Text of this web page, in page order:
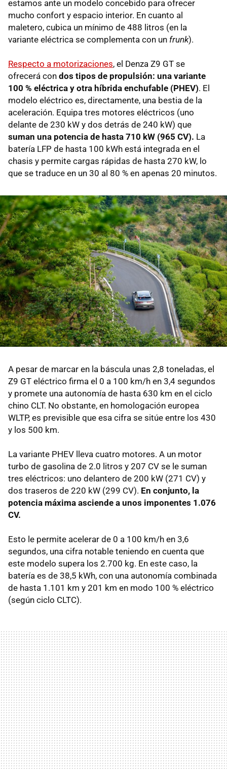
estamos ante un modelo concebido para ofrecer
mucho confort y espacio interior. En cuanto al
maletero, cubica un mínimo de 488 litros (en la
variante eléctrica se complementa con un frunk).
Respecto a motorizaciones, el Denza Z9 GT se
ofrecerá con dos tipos de propulsión: una variante
100 % eléctrica y otra híbrida enchufable (PHEV). El
modelo eléctrico es, directamente, una bestia de la
aceleración. Equipa tres motores eléctricos (uno
delante de 230 kW y dos detrás de 240 kW) que
suman una potencia de hasta 710 kW (965 CV). La
batería LFP de hasta 100 kWh está integrada en el
chasis y permite cargas rápidas de hasta 270 kW, lo
que se traduce en un 30 al 80 % en apenas 20 minutos.
A pesar de marcar en la báscula unas 2,8 toneladas, el
Z9 GT eléctrico firma el 0 a 100 km/h en 3,4 segundos
y promete una autonomía de hasta 630 km en el ciclo
chino CLT. No obstante, en homologación europea
WLTP, es previsible que esa cifra se sitúe entre los 430
y los 500 km.
La variante PHEV lleva cuatro motores. A un motor
turbo de gasolina de 2.0 litros y 207 CV se le suman
tres eléctricos: uno delantero de 200 kW (271 CV) y
dos traseros de 220 kW (299 CV). En conjunto, la
potencia máxima asciende a unos imponentes 1.076
CV.
Esto le permite acelerar de 0 a 100 km/h en 3,6
segundos, una cifra notable teniendo en cuenta que
este modelo supera los 2.700 kg. En este caso, la
batería es de 38,5 kWh, con una autonomía combinada
de hasta 1.101 km y 201 km en modo 100 % eléctrico
(según ciclo CLTC).